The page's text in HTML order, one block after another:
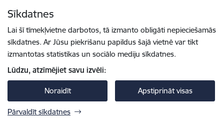
Sīkdatnes
Lai šī tīmekļvietne darbotos, tā izmanto obligāti nepieciešamās
sīkdatnes. Ar Jūsu piekrišanu papildus šajā vietnē var tikt
izmantotas statistikas un sociālo mediju sīkdatnes.
Lūdzu, atzīmējiet savu izvēli:
Noraidīt Apstiprināt visas
Pārvaldīt sīkdatnes